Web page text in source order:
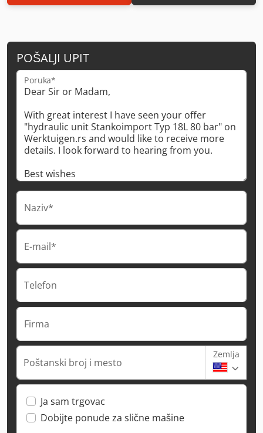
POŠALJI UPIT
Poruka*
Naziv*
E-mail*
Telefon
Firma
Poštanski broj i mesto
Zemlja
Ja sam trgovac
Dobijte ponude za slične mašine